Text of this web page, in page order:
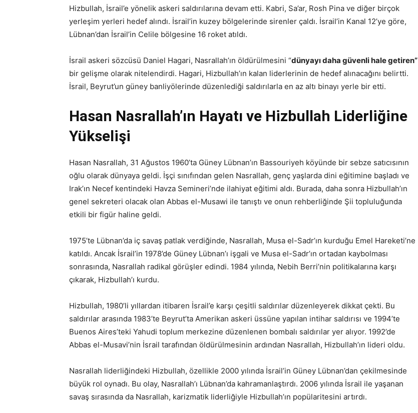
Hizbullah, İsrail’e yönelik askeri saldırılarına devam etti. Kabri, Sa’ar, Rosh Pina ve diğer birçok
yerleşim yerleri hedef alındı. İsrail’in kuzey bölgelerinde sirenler çaldı. İsrail’in Kanal 12’ye göre,
Lübnan’dan İsrail’in Celile bölgesine 16 roket atıldı.
İsrail askeri sözcüsü Daniel Hagari, Nasrallah’ın öldürülmesini “dünyayı daha güvenli hale getiren”
bir gelişme olarak nitelendirdi. Hagari, Hizbullah’ın kalan liderlerinin de hedef alınacağını belirtti.
İsrail, Beyrut’un güney banliyölerinde düzenlediği saldırılarla en az altı binayı yerle bir etti.
Hasan Nasrallah’ın Hayatı ve Hizbullah Liderliğine
Yükselişi
Hasan Nasrallah, 31 Ağustos 1960’ta Güney Lübnan’ın Bassouriyeh köyünde bir sebze satıcısının
oğlu olarak dünyaya geldi. İşçi sınıfından gelen Nasrallah, genç yaşlarda dini eğitimine başladı ve
Irak’ın Necef kentindeki Havza Semineri’nde ilahiyat eğitimi aldı. Burada, daha sonra Hizbullah’ın
genel sekreteri olacak olan Abbas el-Musawi ile tanıştı ve onun rehberliğinde Şii topluluğunda
etkili bir figür haline geldi.
1975’te Lübnan’da iç savaş patlak verdiğinde, Nasrallah, Musa el-Sadr’ın kurduğu Emel Hareketi’ne
katıldı. Ancak İsrail’in 1978’de Güney Lübnan’ı işgali ve Musa el-Sadr’ın ortadan kaybolması
sonrasında, Nasrallah radikal görüşler edindi. 1984 yılında, Nebih Berri’nin politikalarına karşı
çıkarak, Hizbullah’ı kurdu.
Hizbullah, 1980’li yıllardan itibaren İsrail’e karşı çeşitli saldırılar düzenleyerek dikkat çekti. Bu
saldırılar arasında 1983’te Beyrut’ta Amerikan askeri üssüne yapılan intihar saldırısı ve 1994’te
Buenos Aires’teki Yahudi toplum merkezine düzenlenen bombalı saldırılar yer alıyor. 1992’de
Abbas el-Musavi’nin İsrail tarafından öldürülmesinin ardından Nasrallah, Hizbullah’ın lideri oldu.
Nasrallah liderliğindeki Hizbullah, özellikle 2000 yılında İsrail’in Güney Lübnan’dan çekilmesinde
büyük rol oynadı. Bu olay, Nasrallah’ı Lübnan’da kahramanlaştırdı. 2006 yılında İsrail ile yaşanan
savaş sırasında da Nasrallah, karizmatik liderliğiyle Hizbullah’ın popülaritesini artırdı.